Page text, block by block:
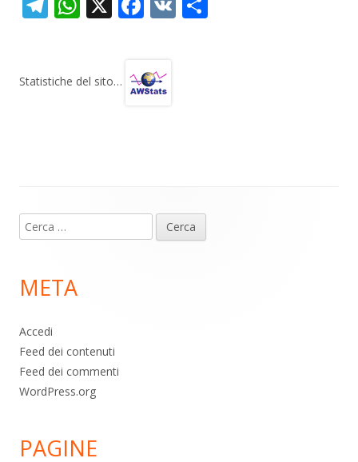
gr s b
Statistiche del sito…
piè
pagina
Ricerca
per:
META
Accedi
Feed dei contenuti
Feed dei commenti
WordPress.org
PAGINE